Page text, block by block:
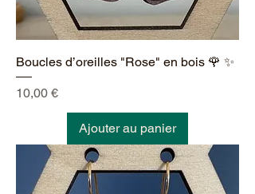
Boucles d’oreilles "Rose" en bois 🌹 ✨
Prix
10,00 €
Ajouter au panier